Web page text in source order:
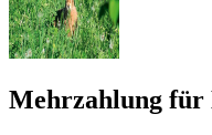
Mehrzahlung für